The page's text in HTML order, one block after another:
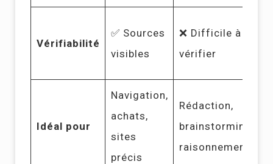
Vérifiabilité
✅ Sources
visibles
❌ Difficile à
vérifier
Idéal pour
Navigation,
achats,
sites
précis
Rédaction,
brainstorming,
raisonnement